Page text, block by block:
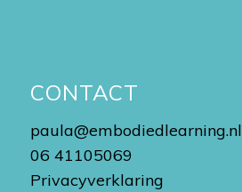
CONTACT
paula@embodiedlearning.nl
06 41105069
Privacyverklaring